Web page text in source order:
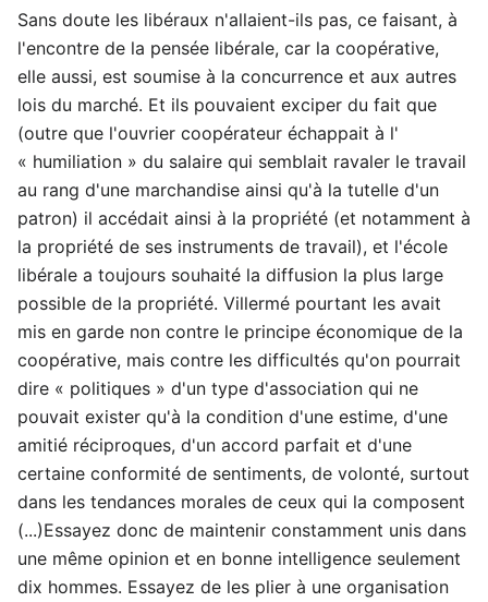
Sans doute les libéraux n'allaient-ils pas, ce faisant, à
l'encontre de la pensée libérale, car la coopérative,
elle aussi, est soumise à la concurrence et aux autres
lois du marché. Et ils pouvaient exciper du fait que
(outre que l'ouvrier coopérateur échappait à l'
« humiliation » du salaire qui semblait ravaler le travail
au rang d'une marchandise ainsi qu'à la tutelle d'un
patron) il accédait ainsi à la propriété (et notamment à
la propriété de ses instruments de travail), et l'école
libérale a toujours souhaité la diffusion la plus large
possible de la propriété. Villermé pourtant les avait
mis en garde non contre le principe économique de la
coopérative, mais contre les difficultés qu'on pourrait
dire « politiques » d'un type d'association qui ne
pouvait exister qu'à la condition d'une estime, d'une
amitié réciproques, d'un accord parfait et d'une
certaine conformité de sentiments, de volonté, surtout
dans les tendances morales de ceux qui la composent
(...)Essayez donc de maintenir constamment unis dans
une même opinion et en bonne intelligence seulement
dix hommes. Essayez de les plier à une organisation